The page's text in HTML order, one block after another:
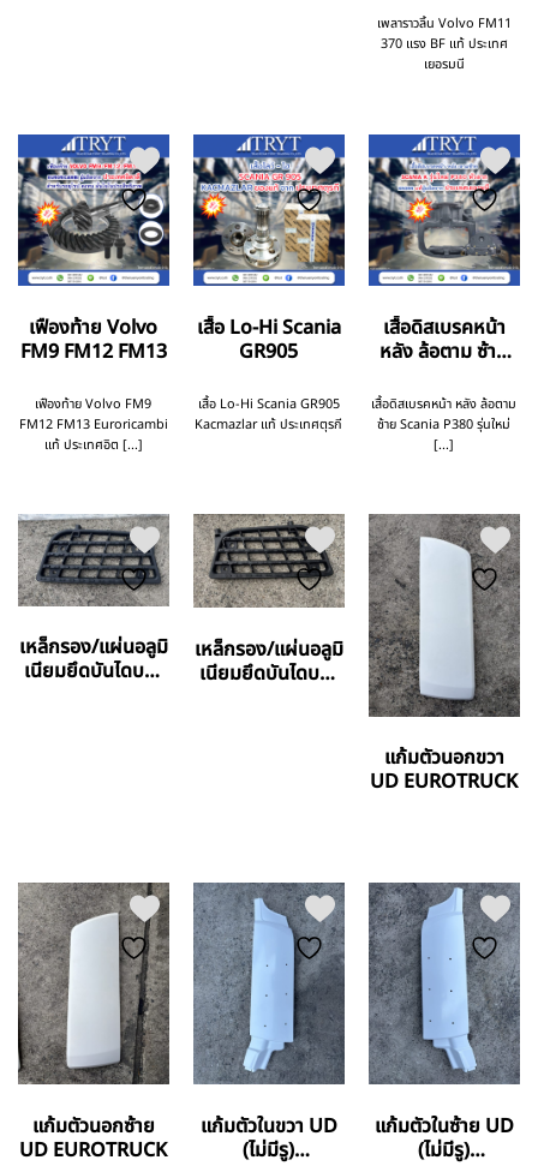
เพลาราวลิ้น Volvo FM11
370 แรง BF แท้ ประเทศ
เยอรมนี
เฟืองท้าย Volvo
FM9 FM12 FM13
เฟืองท้าย Volvo FM9
FM12 FM13 Euroricambi
แท้ ประเทศอิต [...]
เสื้อ Lo-Hi Scania
GR905
เสื้อ Lo-Hi Scania GR905
Kacmazlar แท้ ประเทศตุรกี
เสื้อดิสเบรคหน้า
หลัง ล้อตาม ซ้าย
ใหม่
เสื้อดิสเบรคหน้า หลัง ล้อตาม
ซ้าย Scania P380 รุ่นใหม่
[...]
เหล็กรอง/แผ่นอลูมิ
เนียมยึดบันไดบน-
เหล็กรอง/แผ่นอลูมิ
เนียมยึดบันไดบน-
แก้มตัวนอกขวา
UD EUROTRUCK
แก้มตัวนอกซ้าย
UD EUROTRUCK
แก้มตัวในขวา UD
(ไม่มีรู)
แก้มตัวในซ้าย UD
(ไม่มีรู)